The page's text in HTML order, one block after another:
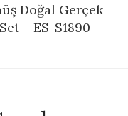
Doğal Gerçek
– ES-S1890